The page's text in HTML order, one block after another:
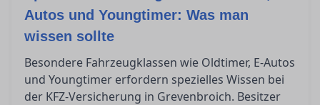
Autos und Youngtimer: Was man
wissen sollte
Besondere Fahrzeugklassen wie Oldtimer, E-Autos
und Youngtimer erfordern spezielles Wissen bei
der KFZ-Versicherung in Grevenbroich. Besitzer